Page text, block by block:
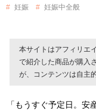
妊娠
妊娠中全般
本サイトはアフィリエ
で紹介した商品が購入
が、コンテンツは自主
「もうすぐ予定日。安